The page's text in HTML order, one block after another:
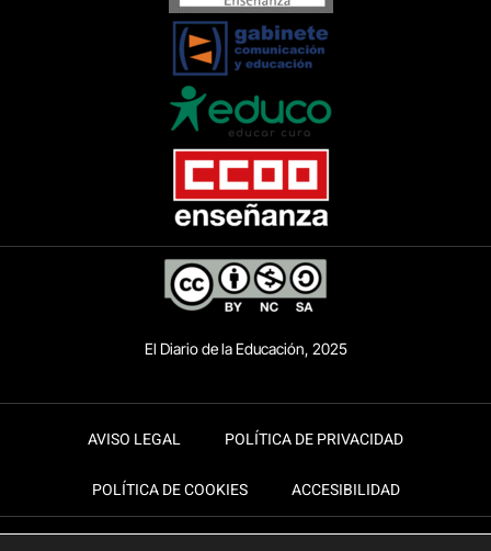
El Diario de la Educación, 2025
AVISO LEGAL POLÍTICA DE PRIVACIDAD
POLÍTICA DE COOKIES ACCESIBILIDAD